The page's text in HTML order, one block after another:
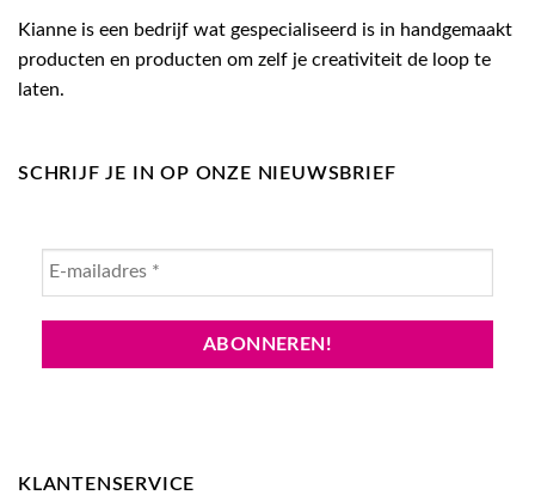
Kianne is een bedrijf wat gespecialiseerd is in handgemaakt
producten en producten om zelf je creativiteit de loop te
laten.
SCHRIJF JE IN OP ONZE NIEUWSBRIEF
KLANTENSERVICE